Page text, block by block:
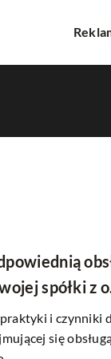
spółki z
i czynniki
się